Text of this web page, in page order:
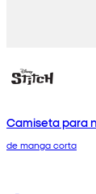
Camiseta para
de manga corta